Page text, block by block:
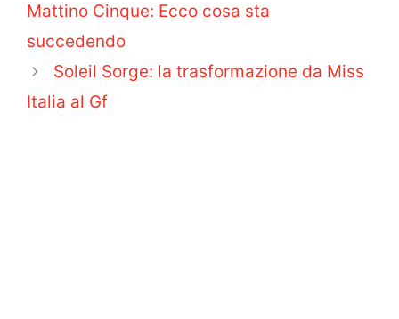
Mattino Cinque: Ecco cosa sta
succedendo
Soleil Sorge: la trasformazione da Miss
Italia al Gf